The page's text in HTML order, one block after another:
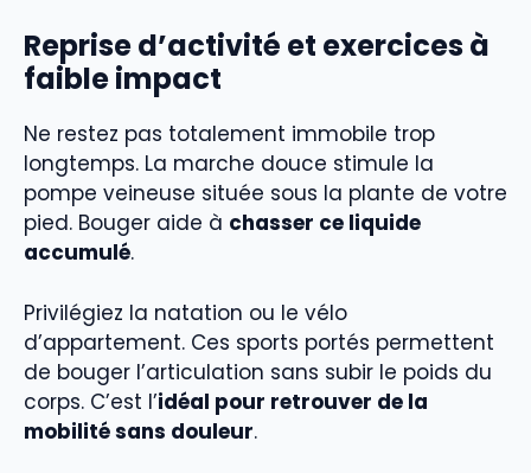
Reprise d’activité et exercices à
faible impact
Ne restez pas totalement immobile trop
longtemps. La marche douce stimule la
pompe veineuse située sous la plante de votre
pied. Bouger aide à chasser ce liquide
accumulé.
Privilégiez la natation ou le vélo
d’appartement. Ces sports portés permettent
de bouger l’articulation sans subir le poids du
corps. C’est l’idéal pour retrouver de la
mobilité sans douleur.